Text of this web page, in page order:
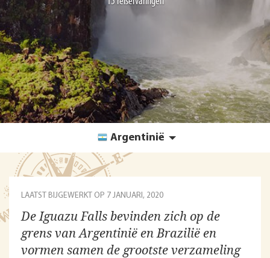
Argentinië
LAATST BIJGEWERKT OP 7 JANUARI, 2020
De Iguazu Falls bevinden zich op de
grens van Argentinië en Brazilië en
vormen samen de grootste verzameling